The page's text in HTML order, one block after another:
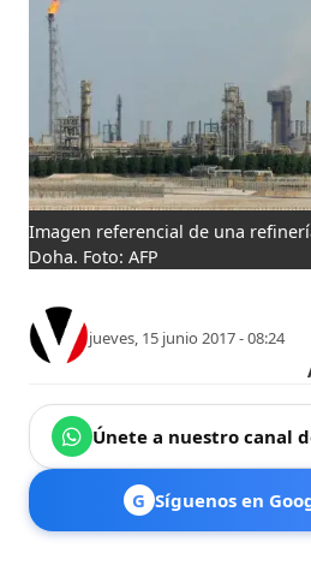
Imagen referencial de una
Doha. Foto: AFP
jueves, 15 junio 2017 - 08:24
Únete a nuestro canal
G Síguenos en